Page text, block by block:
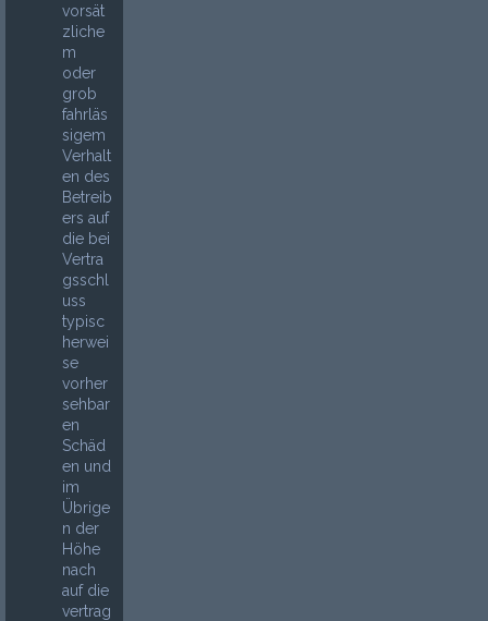
vorsät
zliche
m
oder
grob
fahrläs
sigem
Verhalt
en des
Betreib
ers auf
die bei
Vertra
gsschl
uss
typisc
herwei
se
vorher
sehbar
en
Schäd
en und
im
Übrige
n der
Höhe
nach
auf die
vertrag